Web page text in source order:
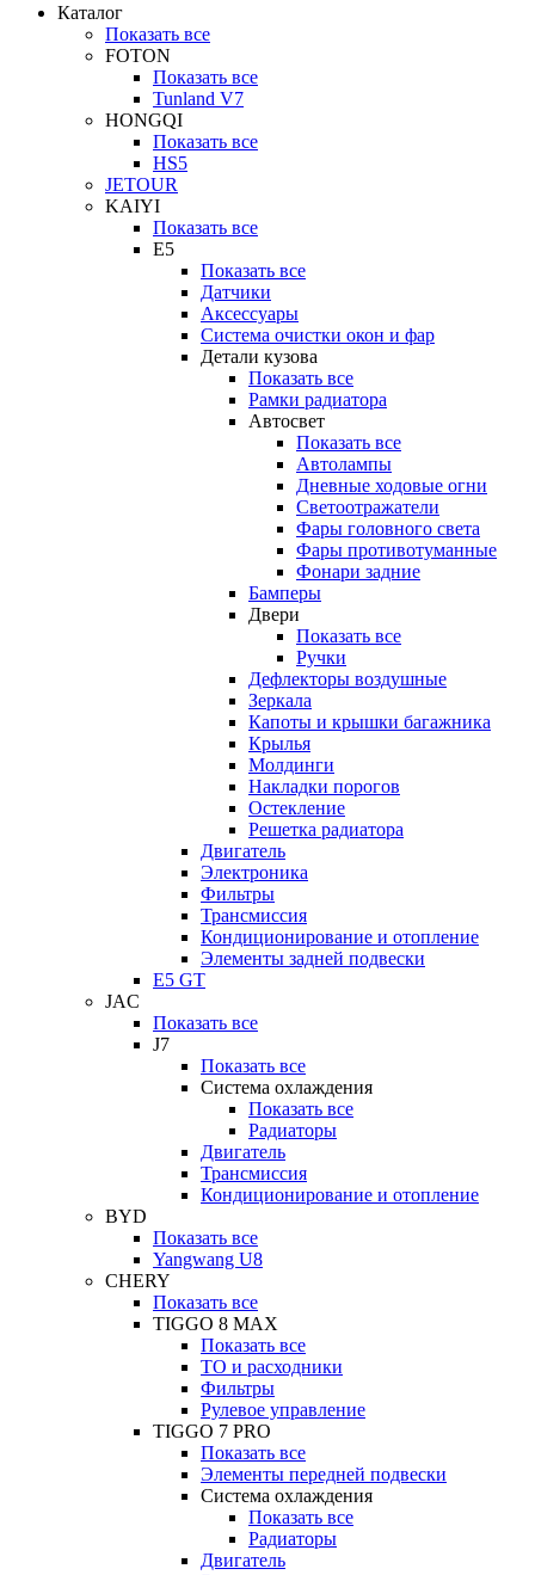
Каталог
Показать все
FOTON
Показать все
Tunland V7
HONGQI
Показать все
HS5
JETOUR
KAIYI
Показать все
E5
Показать все
Датчики
Аксессуары
Система очистки окон и фар
Детали кузова
Показать все
Рамки радиатора
Автосвет
Показать все
Автолампы
Дневные ходовые огни
Светоотражатели
Фары головного света
Фары противотуманные
Фонари задние
Бамперы
Двери
Показать все
Ручки
Дефлекторы воздушные
Зеркала
Капоты и крышки багажника
Крылья
Молдинги
Накладки порогов
Остекление
Решетка радиатора
Двигатель
Электроника
Фильтры
Трансмиссия
Кондиционирование и отопление
Элементы задней подвески
E5 GT
JAC
Показать все
J7
Показать все
Система охлаждения
Показать все
Радиаторы
Двигатель
Трансмиссия
Кондиционирование и отопление
BYD
Показать все
Yangwang U8
CHERY
Показать все
TIGGO 8 MAX
Показать все
ТО и расходники
Фильтры
Рулевое управление
TIGGO 7 PRO
Показать все
Элементы передней подвески
Система охлаждения
Показать все
Радиаторы
Двигатель